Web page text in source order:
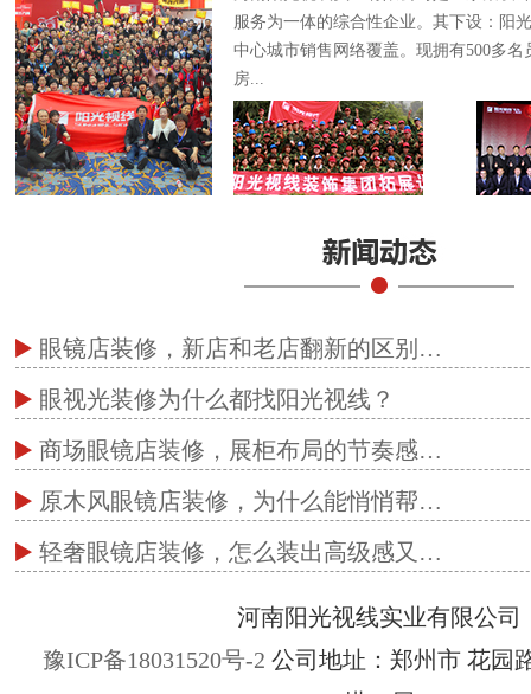
服务为一体的综合性企业。其下设：阳
中心城市销售网络覆盖。现拥有500多
房...
眼镜店装修，新店和老店翻新的区别…
眼视光装修为什么都找阳光视线？
商场眼镜店装修，展柜布局的节奏感…
原木风眼镜店装修，为什么能悄悄帮…
轻奢眼镜店装修，怎么装出高级感又…
河南阳光视线实业有限公司
豫ICP备18031520号-2 公司地址：郑州市 花园